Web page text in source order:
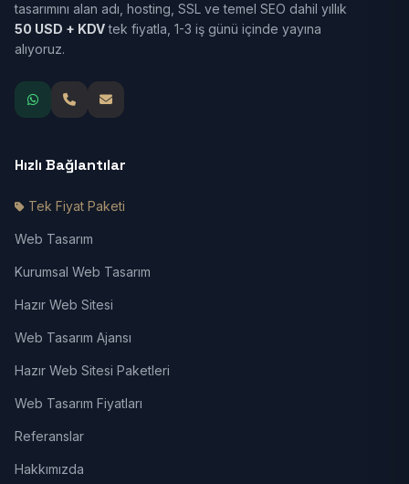
tasarımını alan adı, hosting, SSL ve temel SEO dahil yıllık
50 USD + KDVtek fiyatla, 1-3 iş günü içinde yayına
alıyoruz.
Hızlı Bağlantılar
Tek Fiyat Paketi
Web Tasarım
Kurumsal Web Tasarım
Hazır Web Sitesi
Web Tasarım Ajansı
Hazır Web Sitesi Paketleri
Web Tasarım Fiyatları
Referanslar
Hakkımızda